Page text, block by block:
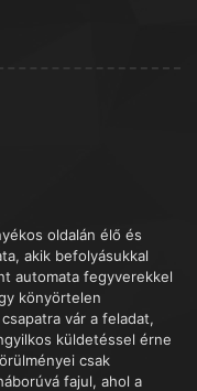
oldalán élő és
akik befolyásukkal
automata fegyverekkel
könyörtelen
vár a feladat,
küldetéssel érne
csak
fajul, ahol a